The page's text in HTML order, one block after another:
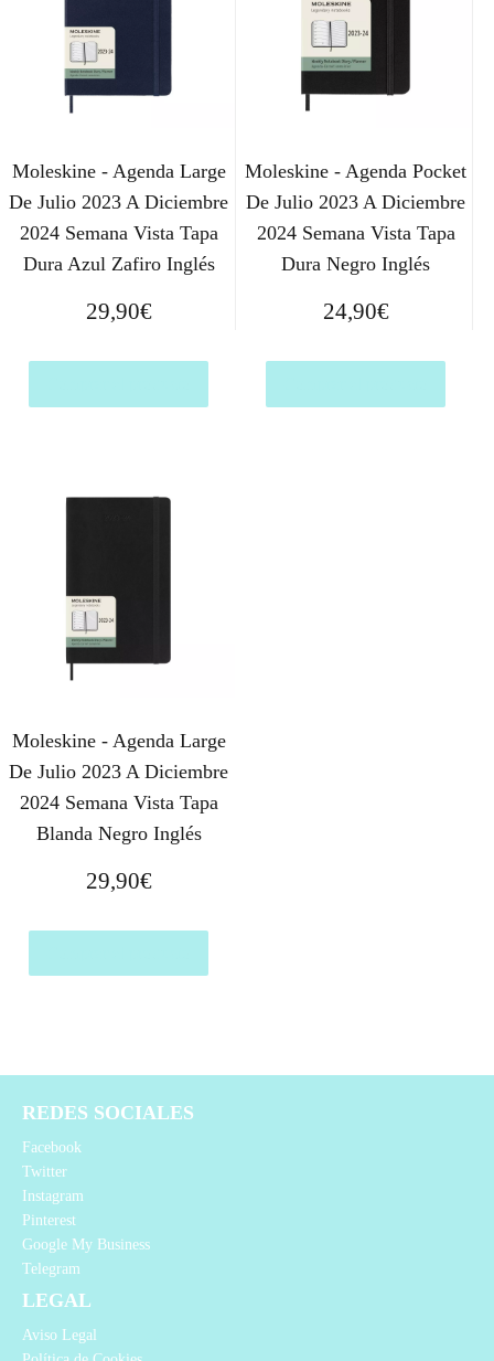
Moleskine - Agenda Large
De Julio 2023 A Diciembre
2024 Semana Vista Tapa
Dura Azul Zafiro Inglés
29,90€
Moleskine - Agenda Pocket
De Julio 2023 A Diciembre
2024 Semana Vista Tapa
Dura Negro Inglés
24,90€
Moleskine - Agenda Large
De Julio 2023 A Diciembre
2024 Semana Vista Tapa
Blanda Negro Inglés
29,90€
REDES SOCIALES
Facebook
Twitter
Instagram
Pinterest
Google My Business
Telegram
LEGAL
Aviso Legal